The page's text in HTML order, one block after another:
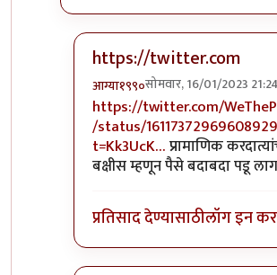
https://twitter.com
आग्या१९९०सोमवार, 16/01/2023 21:24
In reply to>>> परदेशातून
https://twitter.com/
/status/
t=Kk3UcK…प्रामाणिक
बक्षीस म्हणून पैसे बदाबदा पडू
प्रतिसाद देण्यासाठीलॉग इन